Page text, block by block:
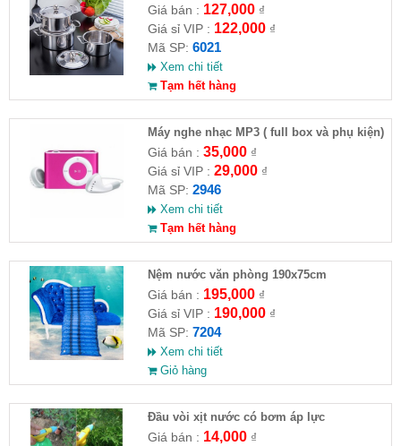
Giá bán : 127,000₫
Giá sỉ VIP : 122,000₫
Mã SP: 6021
Xem chi tiết
Tạm hết hàng
Máy nghe nhạc MP3 ( full box và phụ kiện)
Giá bán : 35,000₫
Giá sỉ VIP : 29,000₫
Mã SP: 2946
Xem chi tiết
Tạm hết hàng
Nệm nước văn phòng 190x75cm
Giá bán : 195,000₫
Giá sỉ VIP : 190,000₫
Mã SP: 7204
Xem chi tiết
Giỏ hàng
Đầu vòi xịt nước có bơm áp lực
Giá bán : 14,000₫